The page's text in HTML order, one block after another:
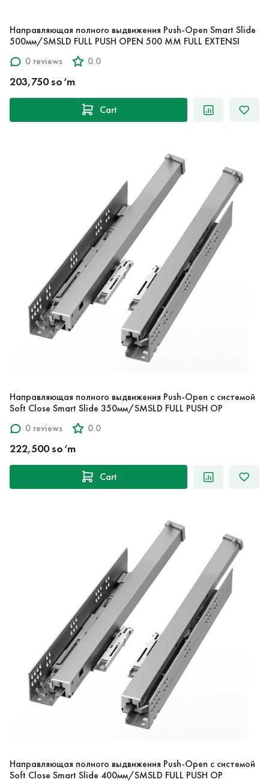
Направляющая полного выдвижения Push-Open Smart Slide
500мм/SMSLD FULL PUSH OPEN 500 MM FULL EXTENSI
0 reviews
0.0
203,750 so‘m
Cart
Направляющая полного выдвижения Push-Open с системой
Soft Close Smart Slide 350мм/SMSLD FULL PUSH OP
0 reviews
0.0
222,500 so‘m
Cart
Направляющая полного выдвижения Push-Open с системой
Soft Close Smart Slide 400мм/SMSLD FULL PUSH OP